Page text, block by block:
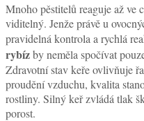
Mnoho pěstitelů reaguje až
viditelný. Jenže právě u
pravidelná kontrola a rychlá
rybízby neměla spočívat
Zdravotní stav keře ovlivňuje
proudění vzduchu, kvalita
rostliny. Silný keř zvládá tlak
porost.